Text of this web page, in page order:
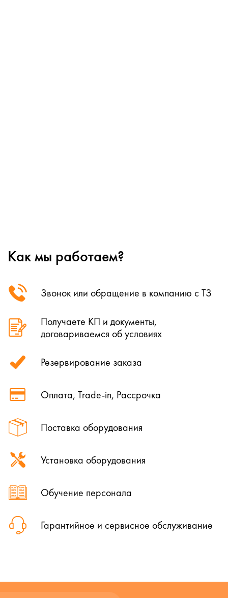
Как мы работаем?
Звонок или обращение в компанию с ТЗ
Поставка оборудования
Получаете КП и документы,
договариваемся об условиях
Установка оборудования
Резервирование заказа
Обучение персонала
Оплата, Trade-in, Рассрочка
Гарантийное и сервисное обслуживание